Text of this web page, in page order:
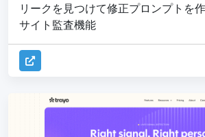
リークを見つけて修正プロンプトを
サイト監査機能